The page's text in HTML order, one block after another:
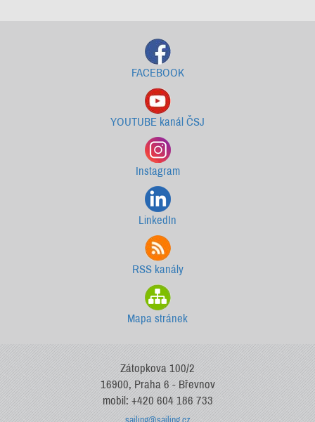
FACEBOOK
YOUTUBE kanál ČSJ
Instagram
LinkedIn
RSS kanály
Mapa stránek
Zátopkova 100/2
16900, Praha 6 - Břevnov
mobil: +420 604 186 733